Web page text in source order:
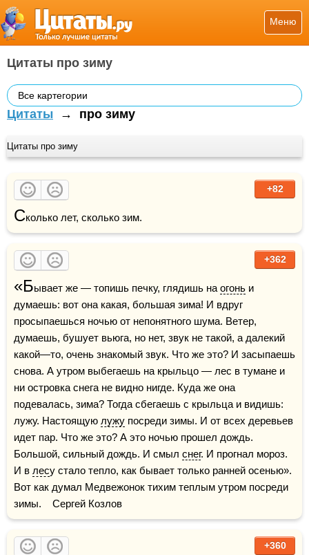
Меню
Цитаты про зиму
Все картегории
Цитаты → про зиму
Цитаты про зиму
+82
Сколько лет, сколько зим.
+362
«Бывает же — топишь печку, глядишь на огонь и
думаешь: вот она какая, большая зима! И вдруг
просыпаешься ночью от непонятного шума. Ветер,
думаешь, бушует вьюга, но нет, звук не такой, а далекий
какой—то, очень знакомый звук. Что же это? И засыпаешь
снова. А утром выбегаешь на крыльцо — лес в тумане и
ни островка снега не видно нигде. Куда же она
подевалась, зима? Тогда сбегаешь с крыльца и видишь:
лужу. Настоящую лужу посреди зимы. И от всех деревьев
идет пар. Что же это? А это ночью прошел дождь.
Большой, сильный дождь. И смыл снег. И прогнал мороз.
И в лесу стало тепло, как бывает только ранней осенью».
Вот как думал Медвежонок тихим теплым утром посреди
зимы.    Сергей Козлов
+360